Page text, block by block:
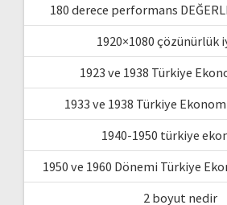
180 derece performans
1920×1080 çözünürlük
1923 ve 1938 Türkiye
1933 ve 1938 Türkiye
1940-1950 türkiye
1950 ve 1960 Dönemi Türkiye
2 boyut nedir